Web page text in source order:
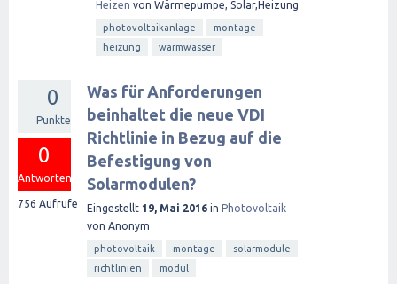
Heizen von Wärmepumpe, Solar,Heizung
photovoltaikanlage
montage
heizung
warmwasser
0
Punkte
0
Antworten
756 Aufrufe
Was für Anforderungen
beinhaltet die neue VDI
Richtlinie in Bezug auf die
Befestigung von
Solarmodulen?
Eingestellt 19, Mai 2016 in Photovoltaik
von Anonym
photovoltaik montage
solarmodule
richtlinien
modul